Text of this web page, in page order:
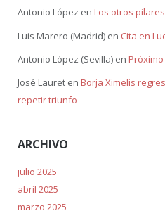
Antonio López en Los otros
Luis Marero (Madrid)en Cita en
Antonio López (Sevilla)en Próximo
José Laureten Borja Ximelis
repetir triunfo
ARCHIVO
julio 2025
abril 2025
marzo 2025